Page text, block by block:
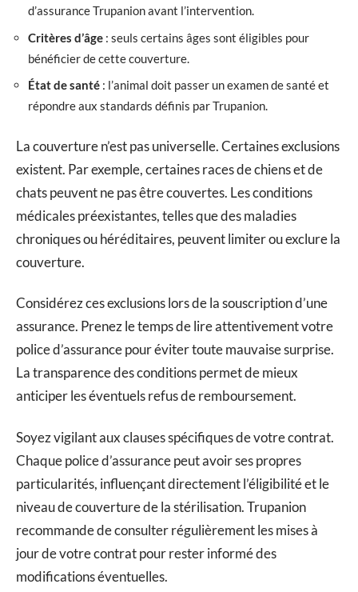
d’assurance Trupanion avant l’intervention.
Critères d’âge : seuls certains âges sont éligibles pour
bénéficier de cette couverture.
État de santé : l’animal doit passer un examen de santé et
répondre aux standards définis par Trupanion.
La couverture n’est pas universelle. Certaines exclusions
existent. Par exemple, certaines races de chiens et de
chats peuvent ne pas être couvertes. Les conditions
médicales préexistantes, telles que des maladies
chroniques ou héréditaires, peuvent limiter ou exclure la
couverture.
Considérez ces exclusions lors de la souscription d’une
assurance. Prenez le temps de lire attentivement votre
police d’assurance pour éviter toute mauvaise surprise.
La transparence des conditions permet de mieux
anticiper les éventuels refus de remboursement.
Soyez vigilant aux clauses spécifiques de votre contrat.
Chaque police d’assurance peut avoir ses propres
particularités, influençant directement l’éligibilité et le
niveau de couverture de la stérilisation. Trupanion
recommande de consulter régulièrement les mises à
jour de votre contrat pour rester informé des
modifications éventuelles.